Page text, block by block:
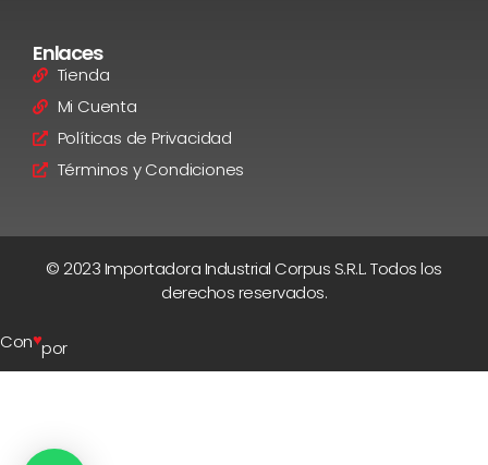
Enlaces
Tienda
Mi Cuenta
Políticas de Privacidad
Términos y Condiciones
© 2023 Importadora Industrial Corpus S.R.L. Todos los
derechos reservados.
Con♥por